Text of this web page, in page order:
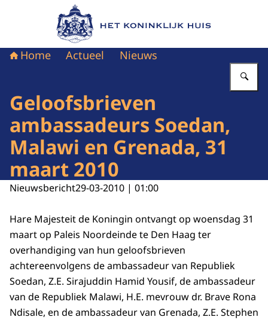
Naar de homepage van Het Koninklijk Huis
Home Actueel Nieuws
Geloofsbrieven
ambassadeurs Soedan,
Malawi en Grenada, 31
maart 2010
Nieuwsbericht29-03-2010 | 01:00
Hare Majesteit de Koningin ontvangt op woensdag 31
maart op Paleis Noordeinde te Den Haag ter
overhandiging van hun geloofsbrieven
achtereenvolgens de ambassadeur van Republiek
Soedan, Z.E. Sirajuddin Hamid Yousif, de ambassadeur
van de Republiek Malawi, H.E. mevrouw dr. Brave Rona
Ndisale, en de ambassadeur van Grenada, Z.E. Stephen